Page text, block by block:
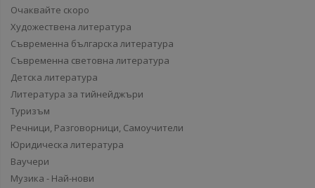
Очаквайте скоро
Художествена литература
Съвременна българска литература
Съвременна световна литература
Детска литература
Литература за тийнейджъри
Туризъм
Речници, Разговорници, Самоучители
Юридическа литература
Ваучери
Музика - Най-нови